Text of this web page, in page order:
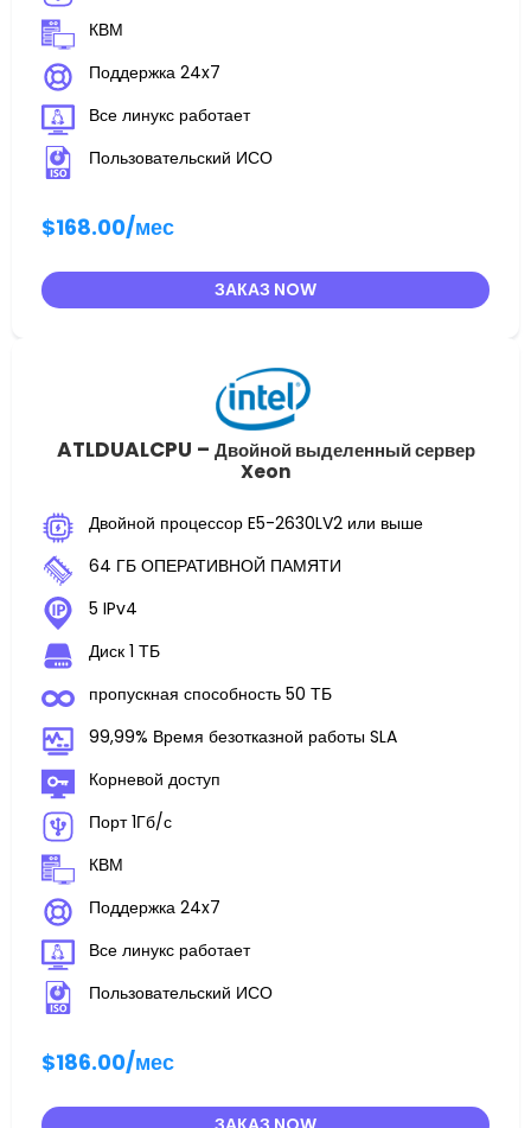
КВМ
Поддержка 24x7
Все линукс работает
Пользовательский ИСО
$168.00/мес
ЗАКАЗ NOW
ATLDUALCPU – Двойной выделенный сервер
Xeon
Двойной процессор E5-2630LV2 или выше
64 ГБ ОПЕРАТИВНОЙ ПАМЯТИ
5 IPv4
Диск 1 ТБ
пропускная способность 50 ТБ
99,99% Время безотказной работы SLA
Корневой доступ
Порт 1Гб/с
КВМ
Поддержка 24x7
Все линукс работает
Пользовательский ИСО
$186.00/мес